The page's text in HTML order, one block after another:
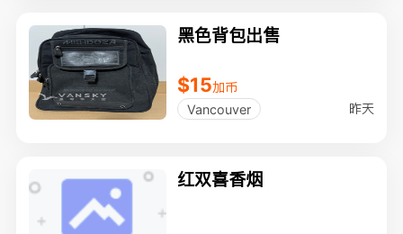
黑色背包出售
$15加币
Vancouver
昨天
红双喜香烟